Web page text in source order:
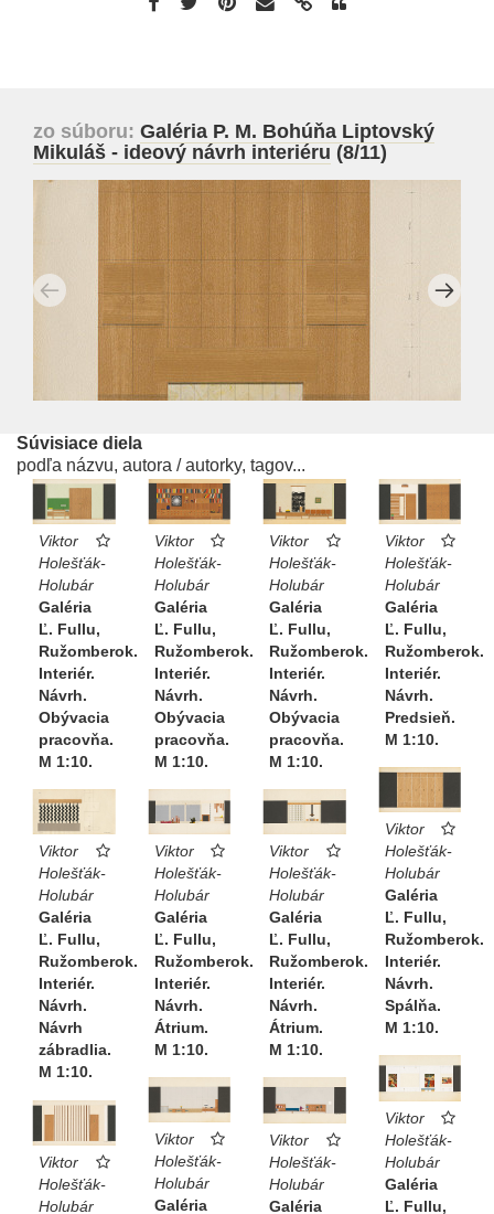
zo súboru: Galéria P. M. Bohúňa Liptovský
Mikuláš - ideový návrh interiéru (8/11)
Súvisiace diela
podľa názvu, autora / autorky, tagov...
Viktor
Holešťák-
Holubár
Galéria
Ľ. Fullu,
Ružomberok.
Interiér.
Návrh.
Obývacia
pracovňa.
M 1:10.
Viktor
Holešťák-
Holubár
Galéria
Ľ. Fullu,
Ružomberok.
Interiér.
Návrh.
Obývacia
pracovňa.
M 1:10.
Viktor
Holešťák-
Holubár
Galéria
Ľ. Fullu,
Ružomberok.
Interiér.
Návrh.
Obývacia
pracovňa.
M 1:10.
Viktor
Holešťák-
Holubár
Galéria
Ľ. Fullu,
Ružomberok.
Interiér.
Návrh.
Predsieň.
M 1:10.
Viktor
Holešťák-
Holubár
Galéria
Ľ. Fullu,
Ružomberok.
Interiér.
Návrh.
Spálňa.
M 1:10.
Viktor
Holešťák-
Holubár
Galéria
Ľ. Fullu,
Ružomberok.
Interiér.
Návrh.
Átrium.
M 1:10.
Viktor
Holešťák-
Holubár
Galéria
Ľ. Fullu,
Ružomberok.
Interiér.
Návrh.
Átrium.
M 1:10.
Viktor
Holešťák-
Holubár
Galéria
Ľ. Fullu,
Ružomberok.
Interiér.
Návrh.
Návrh
zábradlia.
M 1:10.
Viktor
Holešťák-
Holubár
Galéria
Ľ. Fullu,
Viktor
Holešťák-
Holubár
Galéria
Viktor
Holešťák-
Holubár
Galéria
Viktor
Holešťák-
Holubár